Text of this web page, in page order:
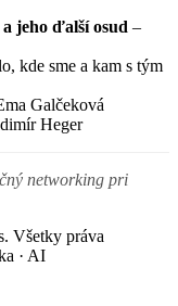
jeho ďalší osud –
kde sme a kam s tým
Galčeková
Heger
networking pri
Všetky práva
· AI